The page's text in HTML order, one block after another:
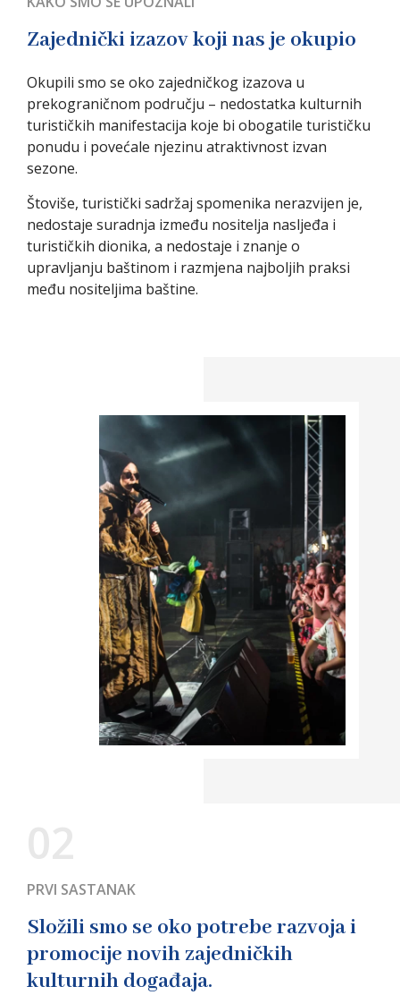
Zajednički izazov koji nas je okupio
Okupili smo se oko zajedničkog izazova u
prekograničnom području – nedostatka kulturnih
turističkih manifestacija koje bi obogatile turističku
ponudu i povećale njezinu atraktivnost izvan
sezone.
Štoviše, turistički sadržaj spomenika nerazvijen je,
nedostaje suradnja između nositelja nasljeđa i
turističkih dionika, a nedostaje i znanje o
upravljanju baštinom i razmjena najboljih praksi
među nositeljima baštine.
PRVI SASTANAK
Složili smo se oko potrebe razvoja i
promocije novih zajedničkih
kulturnih događaja.